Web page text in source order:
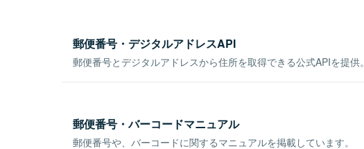
郵便番号・デジタルアドレスAPI
郵便番号とデジタルアドレスから住所を取得できる公式APIを提供。
郵便番号・バーコードマニュアル
郵便番号や、バーコードに関するマニュアルを掲載しています。